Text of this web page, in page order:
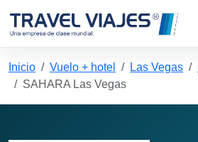
Inicio Vuelo + hotel Las Vegas
SAHARA Las Vegas